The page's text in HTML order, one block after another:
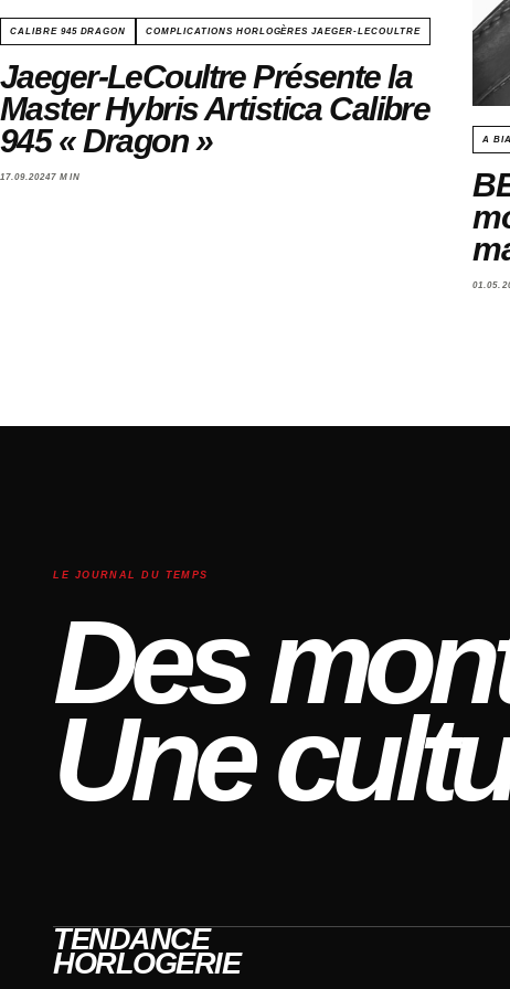
CALIBRE 945 DRAGON COMPLICATIONS HORLOGÈRES JAEGER-LECOULTRE
Jaeger-LeCoultre Présente la
Master Hybris Artistica Calibre
945 « Dragon »
17.09.20247 MIN
A
LE JOURNAL DU TEMPS
Des
Une
TENDANCE
HORLOGERIE